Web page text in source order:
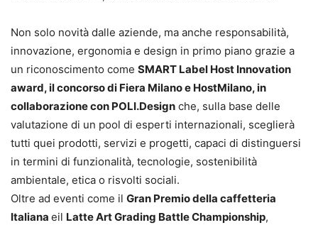
Non solo novità dalle aziende, ma anche responsabilità,
innovazione, ergonomia e design in primo piano grazie a
un riconoscimento come SMART Label Host Innovation
award, il concorso di Fiera Milano e HostMilano, in
collaborazione con POLI.Design che, sulla base delle
valutazione di un pool di esperti internazionali, sceglierà
tutti quei prodotti, servizi e progetti, capaci di distinguersi
in termini di funzionalità, tecnologie, sostenibilità
ambientale, etica o risvolti sociali.
Oltre ad eventi come il Gran Premio della caffetteria
Italiana eil Latte Art Grading Battle Championship,